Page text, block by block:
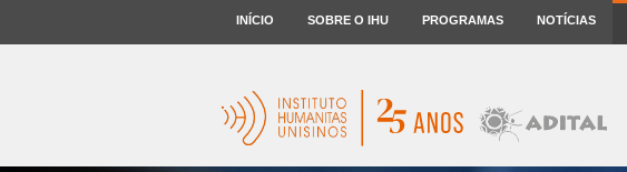
INÍCIO SOBRE O IHU PROGRAMAS NOTÍCIAS